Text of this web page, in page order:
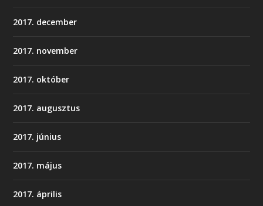
2017. december
2017. november
2017. október
2017. augusztus
2017. június
2017. május
2017. április